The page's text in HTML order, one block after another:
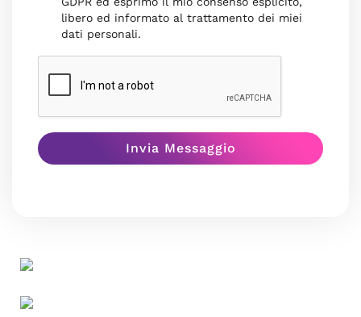
libero ed informato al trattamento dei miei
dati personali.